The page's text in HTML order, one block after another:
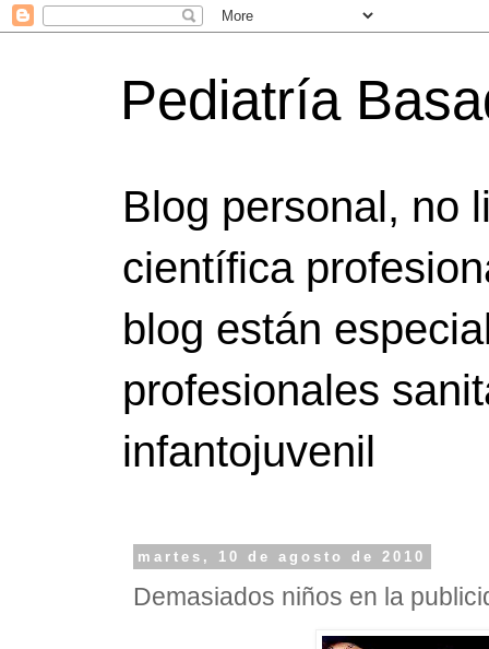
Pediatría
Blog personal, no
científica
blog están
profesionales
infantojuvenil
martes, 10 de agosto de 2010
Demasiados niños en la